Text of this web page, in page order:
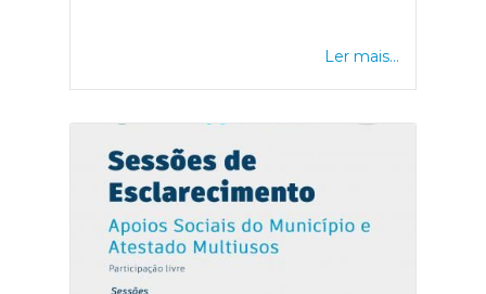
Ler mais...